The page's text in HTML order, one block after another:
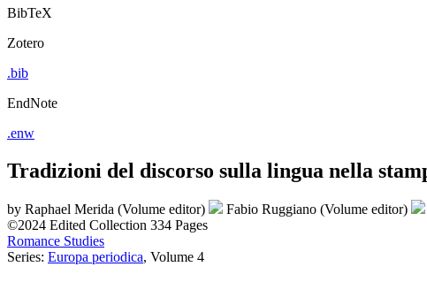
BibTeX
Zotero
.bib
EndNote
.enw
Tradizioni del discorso sulla lingua nella
by Raphael Merida (Volume editor) Fabio Ruggiano (Volume editor)
©2024 Edited Collection 334 Pages
Romance Studies
Series: Europa periodica, Volume 4